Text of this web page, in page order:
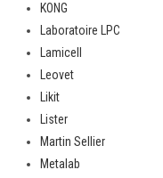
KONG
Laboratoire LPC
Lamicell
Leovet
Likit
Lister
Martin Sellier
Metalab